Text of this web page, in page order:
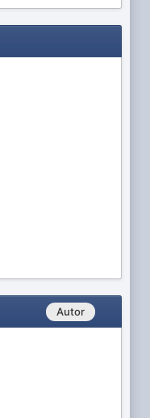
Autor